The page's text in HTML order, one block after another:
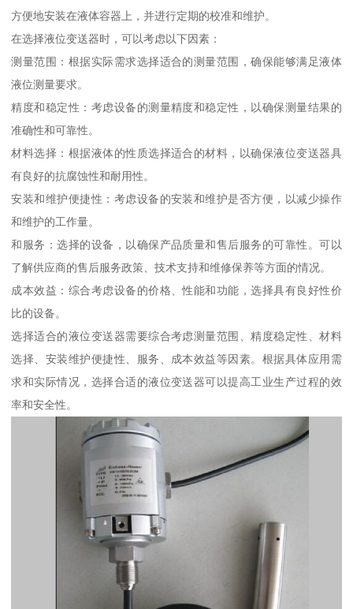
方便地安装在液体容器上，并进行定期的校准和维护。
在选择液位变送器时，可以考虑以下因素：
测量范围：根据实际需求选择适合的测量范围，确保能够满足液体
液位测量要求。
精度和稳定性：考虑设备的测量精度和稳定性，以确保测量结果的
准确性和可靠性。
材料选择：根据液体的性质选择适合的材料，以确保液位变送器具
有良好的抗腐蚀性和耐用性。
安装和维护便捷性：考虑设备的安装和维护是否方便，以减少操作
和维护的工作量。
和服务：选择的设备，以确保产品质量和售后服务的可靠性。可以
了解供应商的售后服务政策、技术支持和维修保养等方面的情况。
成本效益：综合考虑设备的价格、性能和功能，选择具有良好性价
比的设备。
选择适合的液位变送器需要综合考虑测量范围、精度稳定性、材料
选择、安装维护便捷性、服务、成本效益等因素。根据具体应用需
求和实际情况，选择合适的液位变送器可以提高工业生产过程的效
率和安全性。